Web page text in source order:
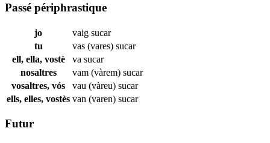
Passé périphrastique
jo vaig sucar
tu
vas (vares) sucar
ell, ella, vostè
va sucar
nosaltres
vam (vàrem) sucar
vosaltres, vós
vau (vàreu) sucar
ells, elles, vostès van (varen) sucar
Futur